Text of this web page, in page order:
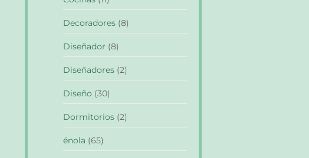
Decoradores (8)
Diseñador (8)
Diseñadores (2)
Diseño (30)
Dormitorios (2)
énola (65)